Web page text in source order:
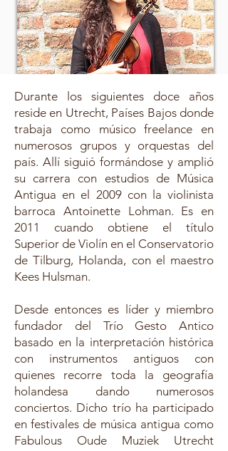
Durante los siguientes doce años
reside en Utrecht, Países Bajos donde
trabaja como músico freelance en
numerosos grupos y orquestas del
país. Allí siguió formándose y amplió
su carrera con estudios de Música
Antigua en el 2009 con la violinista
barroca Antoinette Lohman. Es en
2011 cuando obtiene el título
Superior de Violín en el Conservatorio
de Tilburg, Holanda, con el maestro
Kees Hulsman.
Desde entonces es líder y miembro
fundador del Trío Gesto Antico
basado en la interpretación histórica
con instrumentos antiguos con
quienes recorre toda la geografía
holandesa dando numerosos
conciertos. Dicho trío ha participado
en festivales de música antigua como
Fabulous Oude Muziek Utrecht